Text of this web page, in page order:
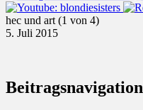
hec und art (1 von 4)
5. Juli 2015
Beitragsnavigation